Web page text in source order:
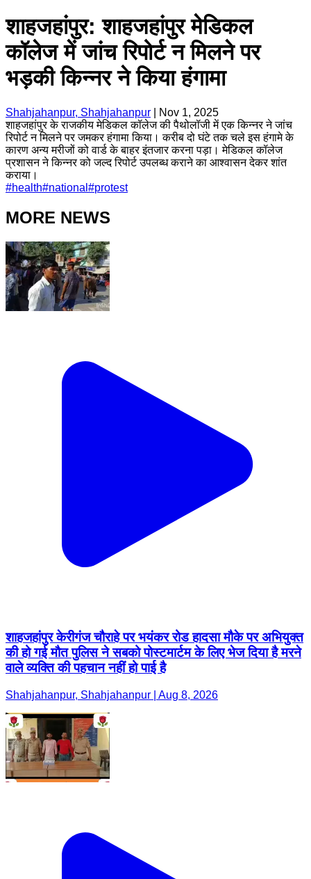
शाहजहांपुर: शाहजहांपुर मेडिकल
कॉलेज में जांच रिपोर्ट न मिलने पर
भड़की किन्नर ने किया हंगामा
Shahjahanpur, Shahjahanpur
Nov 1, 2025
शाहजहांपुर के राजकीय मेडिकल कॉलेज की पैथोलॉजी में एक किन्नर ने जांच
रिपोर्ट न मिलने पर जमकर हंगामा किया। करीब दो घंटे तक चले इस हंगामे के
कारण अन्य मरीजों को वार्ड के बाहर इंतजार करना पड़ा। मेडिकल कॉलेज
प्रशासन ने किन्नर को जल्द रिपोर्ट उपलब्ध कराने का आश्वासन देकर शांत
कराया।
#health#national #protest
MORE NEWS
शाहजहांपुर केरीगंज चौराहे पर भयंकर रोड हादसा मौके पर अभियुक्त
की हो गई मौत पुलिस ने सबको पोस्टमार्टम के लिए भेज दिया है मरने
वाले व्यक्ति की पहचान नहीं हो पाई है
Shahjahanpur, Shahjahanpur | Aug 8, 2026